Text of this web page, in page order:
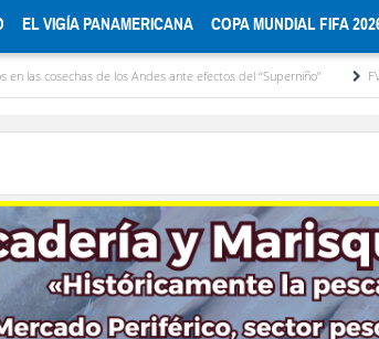
EL VIGÍA PANAMERICANA COPA MUNDIAL FIFA
de los Andes ante efectos del ‘‘Superniño’’ FVF reafirma